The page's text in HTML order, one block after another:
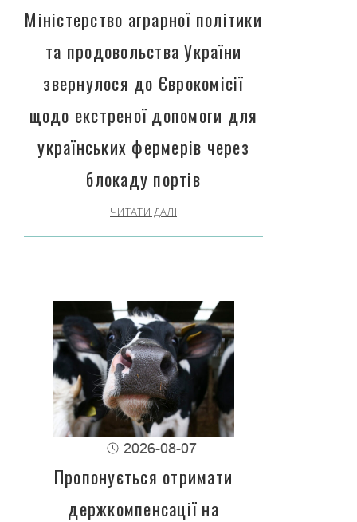
Міністерство аграрної політики
та продовольства України
звернулося до Єврокомісії
щодо екстреної допомоги для
українських фермерів через
блокаду портів
ЧИТАТИ ДАЛІ
2026-08-07
Пропонується отримати
держкомпенсації на